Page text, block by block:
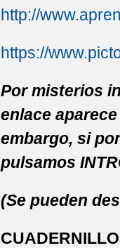
http://
https://
Por misterios
enlace
embargo, si
pulsamos
(Se pueden